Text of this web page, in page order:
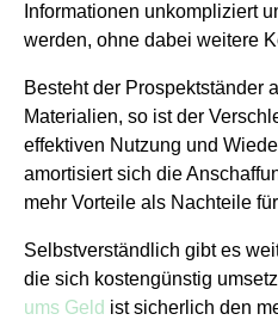
Informationen unkompliziert
werden, ohne dabei weitere
Besteht der Prospektständer
Materialien, so ist der
effektiven Nutzung und
amortisiert sich die
mehr Vorteile als Nachteile
Selbstverständlich gibt es
die sich kostengünstig
ums Geld ist sicherlich den